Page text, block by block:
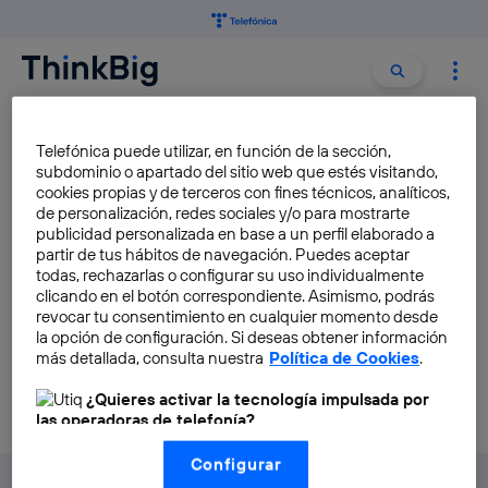
Buscar
MAR DE DATOS
Una mirada global: ¿qué
esperar del Big Data?
Elena Casado
Telefónica puede utilizar, en función de la sección,
subdominio o apartado del sitio web que estés visitando,
cookies propias y de terceros con fines técnicos, analíticos,
de personalización, redes sociales y/o para mostrarte
publicidad personalizada en base a un perfil elaborado a
partir de tus hábitos de navegación. Puedes aceptar
todas, rechazarlas o configurar su uso individualmente
clicando en el botón correspondiente. Asimismo, podrás
revocar tu consentimiento en cualquier momento desde
la opción de configuración. Si deseas obtener información
más detallada, consulta nuestra Política de Cookies.
¿Quieres activar la tecnología impulsada por
las operadoras de telefonía?
Nosotros, Telefónica S.A., utilizamos la tecnología Utiq para
realizar nuestras acciones de marketing digital o análisis
Configurar